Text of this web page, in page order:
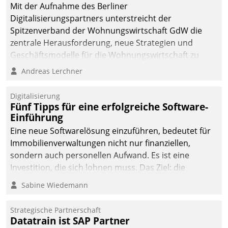
Mit der Aufnahme des Berliner
Digitalisierungspartners unterstreicht der
Spitzenverband der Wohnungswirtschaft GdW die
zentrale Herausforderung, neue Strategien und
Geschäftsmodelle für die Wohnungswirtschaft zu
entwickeln.
Andreas Lerchner
Digitalisierung
Fünf Tipps für eine erfolgreiche Software-
Einführung
Eine neue Softwarelösung einzuführen, bedeutet für
Immobilienverwaltungen nicht nur finanziellen,
sondern auch personellen Aufwand. Es ist eine
Investition, die sich lohnen muss. Das Ziel: die
nachhaltige Optimierung der Geschäftsabläufe. Damit
dieses Ziel erreicht wird, sollten einige Grundregeln
Sabine Wiedemann
Strategische Partnerschaft
Datatrain ist SAP Partner